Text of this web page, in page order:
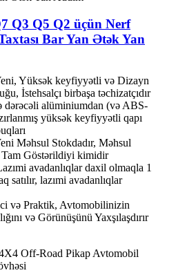
Q3 Q5 Q2 üçün Nerf
Bar Yan Ətək Yan
Yüksək keyfiyyətli və Dizayn
İstehsalçı birbaşa təchizatçıdır
dərəcəli alüminiumdan (və ABS-
yüksək keyfiyyətli qapı
Məhsul Stokdadır, Məhsul
Tam Göstərildiyi kimidir
avadanlıqlar daxil olmaqla 1
satılır, lazımi avadanlıqlar
və Praktik, Avtomobilinizin
və Görünüşünü Yaxşılaşdırır